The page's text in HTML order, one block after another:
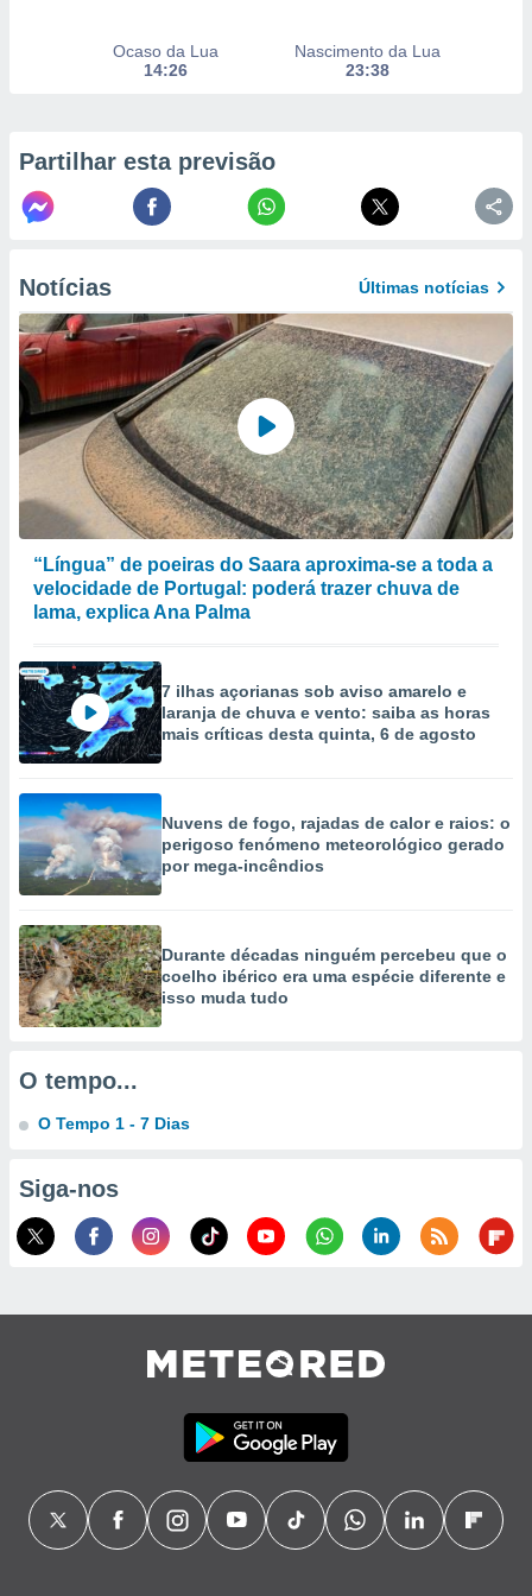
de
ou aceder
num
para
criar
medir
da
medir o
os
de
ou
de dados
e melhorar
dados
estudos
Ocaso da Lua
14:26
Nascimento da Lua
23:38
Partilhar esta previsão
Notícias Últimas notícias
“Língua” de poeiras do Saara aproxima-se a toda a
velocidade de Portugal: poderá trazer chuva de
lama, explica Ana Palma
7 ilhas açorianas sob aviso amarelo e
laranja de chuva e vento: saiba as horas
mais críticas desta quinta, 6 de agosto
Nuvens de fogo, rajadas de calor e raios: o
perigoso fenómeno meteorológico gerado
por mega-incêndios
Durante décadas ninguém percebeu que o
coelho ibérico era uma espécie diferente e
isso muda tudo
O tempo...
O Tempo 1 - 7 Dias
Siga-nos